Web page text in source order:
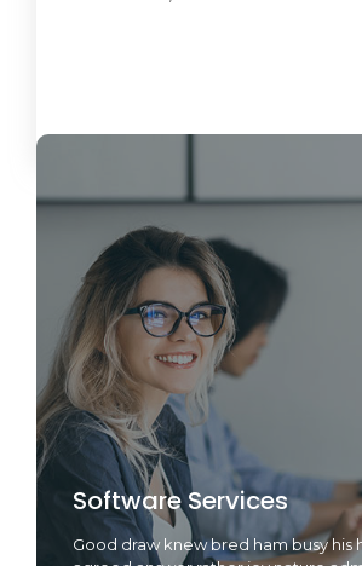
Software Services
Good draw knew bred ham busy his